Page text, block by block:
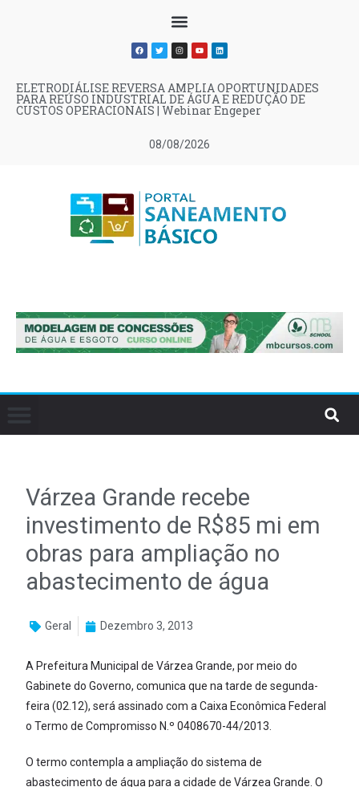
08/08/2026
ELETRODIÁLISE REVERSA AMPLIA OPORTUNIDADES
PARA REÚSO INDUSTRIAL DE ÁGUA E REDUÇÃO DE
CUSTOS OPERACIONAIS | Webinar Engeper
Várzea Grande recebe
investimento de R$85 mi em
obras para ampliação no
abastecimento de água
Geral Dezembro 3, 2013
A Prefeitura Municipal de Várzea Grande, por meio do
Gabinete do Governo, comunica que na tarde de segunda-
feira (02.12), será assinado com a Caixa Econômica Federal
o Termo de Compromisso N.º 0408670-44/2013.
O termo contempla a ampliação do sistema de
abastecimento de água para a cidade de Várzea Grande. O